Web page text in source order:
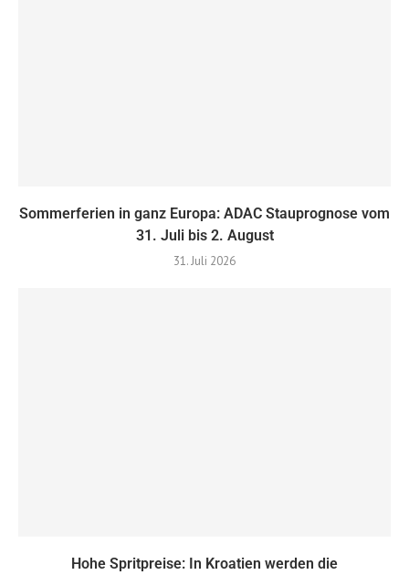
Sommerferien in ganz Europa: ADAC Stauprognose vom
31. Juli bis 2. August
31. Juli 2026
Hohe Spritpreise: In Kroatien werden die